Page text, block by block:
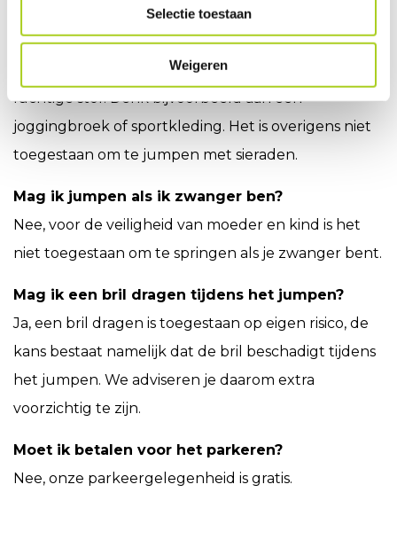
Selectie toestaan
Weigeren
tijdens het jumpen?
Zorg voor comfortabele kleding zonder ritsen en
knopen, en bij voorkeur van een ademende en
luchtige stof. Denk bijvoorbeeld aan een
joggingbroek of sportkleding. Het is overigens niet
toegestaan om te jumpen met sieraden.
Mag ik jumpen als ik zwanger ben?
Nee, voor de veiligheid van moeder en kind is het
niet toegestaan om te springen als je zwanger bent.
Mag ik een bril dragen tijdens het jumpen?
Ja, een bril dragen is toegestaan op eigen risico, de
kans bestaat namelijk dat de bril beschadigt tijdens
het jumpen. We adviseren je daarom extra
voorzichtig te zijn.
Moet ik betalen voor het parkeren?
Nee, onze parkeergelegenheid is gratis.